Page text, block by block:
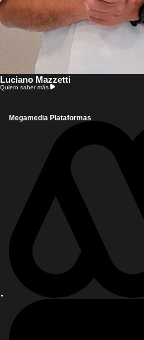
Luciano Mazzetti
Quiero saber más
Megamedia Plataformas